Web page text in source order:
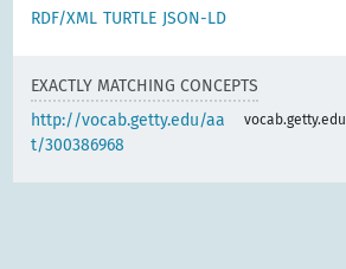
RDF/XML TURTLE JSON-LD
EXACTLY MATCHING CONCEPTS
http://vocab.getty.edu/aa
t/300386968
vocab.getty.edu